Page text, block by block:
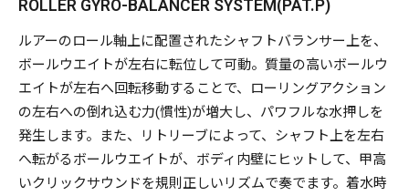
ROLLER GYRO-BALANCER SYSTEM(PAT.P)
ルアーのロール軸上に配置されたシャフトバランサー上を、
ボールウエイトが左右に転位して可動。質量の高いボールウ
エイトが左右へ回転移動することで、ローリングアクション
の左右への倒れ込む力(慣性)が増大し、パワフルな水押しを
発生します。また、リトリーブによって、シャフト上を左右
へ転がるボールウエイトが、ボディ内壁にヒットして、甲高
いクリックサウンドを規則正しいリズムで奏でます。着水時